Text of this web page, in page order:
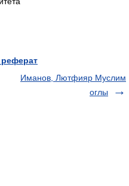
Иманов, Лютфияр Муслим
оглы